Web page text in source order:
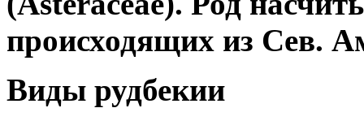
происходящих из Сев.
Виды рудбекии